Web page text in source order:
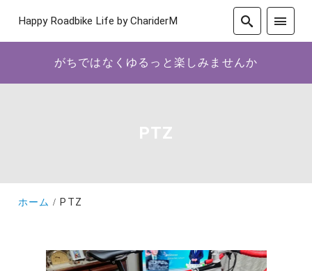
Happy Roadbike Life by ChariderM
がちではなくゆるっと楽しみませんか
PTZ
ホーム PTZ